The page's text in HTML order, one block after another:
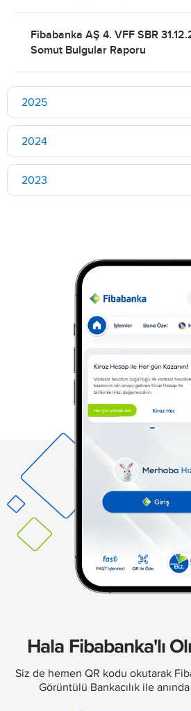
Fibabanka AŞ 4. VFF SBR
Somut Bulgular Raporu
2025
2024
2023
Hala Fibabanka'lı
Siz de hemen QR kodu okutarak
Görüntülü Bankacılık ile